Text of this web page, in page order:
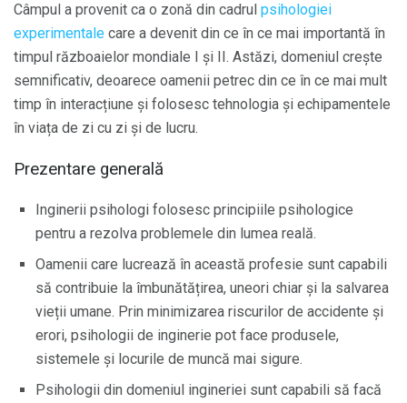
Câmpul a provenit ca o zonă din cadrul psihologiei
experimentale care a devenit din ce în ce mai importantă în
timpul războaielor mondiale I și II. Astăzi, domeniul crește
semnificativ, deoarece oamenii petrec din ce în ce mai mult
timp în interacțiune și folosesc tehnologia și echipamentele
în viața de zi cu zi și de lucru.
Prezentare generală
Inginerii psihologi folosesc principiile psihologice
pentru a rezolva problemele din lumea reală.
Oamenii care lucrează în această profesie sunt capabili
să contribuie la îmbunătățirea, uneori chiar și la salvarea
vieții umane. Prin minimizarea riscurilor de accidente și
erori, psihologii de inginerie pot face produsele,
sistemele și locurile de muncă mai sigure.
Psihologii din domeniul ingineriei sunt capabili să facă